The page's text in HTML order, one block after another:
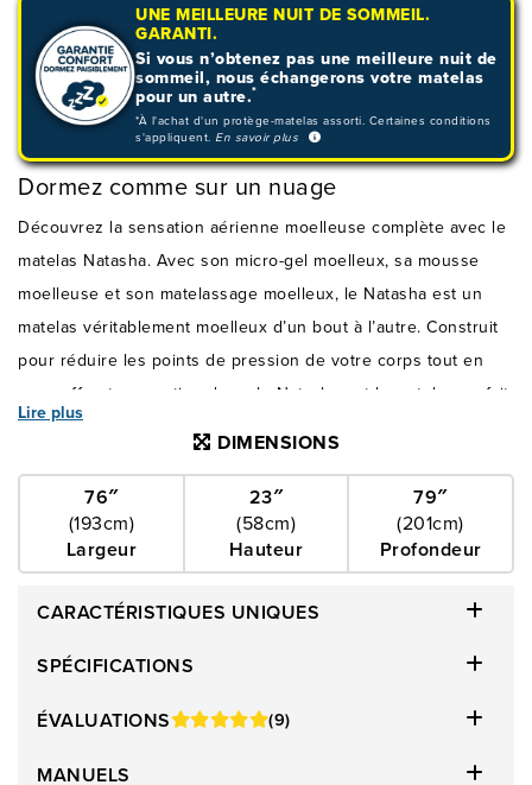
UNE MEILLEURE NUIT DE SOMMEIL.
GARANTI.
Si vous n’obtenez pas une meilleure nuit de
sommeil, nous échangerons votre matelas
pour un autre.*
*À l'achat d'un protège-matelas assorti. Certaines conditions
s'appliquent. En savoir plus
Dormez comme sur un nuage
Découvrez la sensation aérienne moelleuse complète avec le
matelas Natasha. Avec son micro-gel moelleux, sa mousse
moelleuse et son matelassage moelleux, le Natasha est un
matelas véritablement moelleux d’un bout à l’autre. Construit
pour réduire les points de pression de votre corps tout en
vous offrant un soutien doux, le Natasha est le matelas parfait
pour tous ceux qui rêvent de dormir sur un nuage. Son
de la nuit.
Lire plus
DIMENSIONS
76″
(193cm)
Largeur
23″
(58cm)
Hauteur
79″
(201cm)
Profondeur
CARACTÉRISTIQUES UNIQUES
SPÉCIFICATIONS
ÉVALUATIONS
(9)
MANUELS